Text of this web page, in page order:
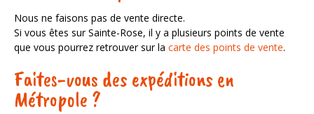
Nous ne faisons pas de vente directe.
Si vous êtes sur Sainte-Rose, il y a plusieurs points de vente
que vous pourrez retrouver sur la carte des points de vente.
Faites-vous des expéditions en
Métropole ?